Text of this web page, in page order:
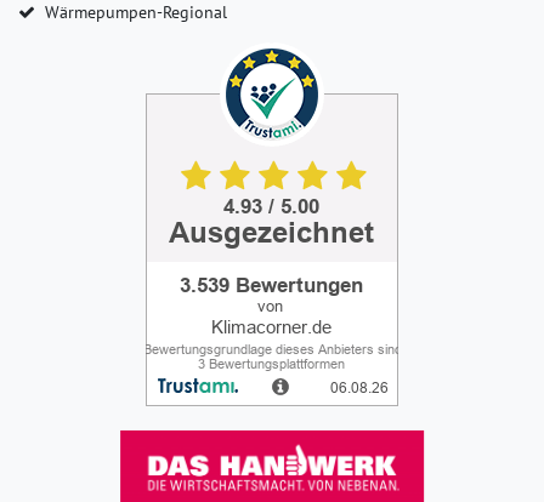
Wärmepumpen-Regional